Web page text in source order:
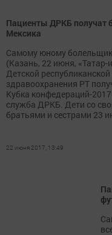
Пациенты ДРКБ получат
Мексика
Самому юному
(Казань, 22 июня,
Детской
здравоохранения РТ
Кубка конфедераций-
служба ДРКБ. Дети со
братьями и сестрами 23
22 июня 2017, 13:49